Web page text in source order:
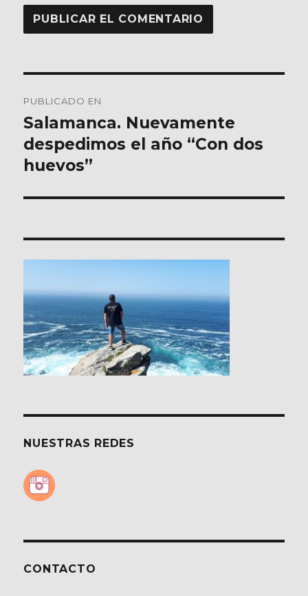
de
entradas
PUBLICADO EN
Salamanca. Nuevamente
despedimos el año “Con dos
huevos”
NUESTRAS REDES
CONTACTO